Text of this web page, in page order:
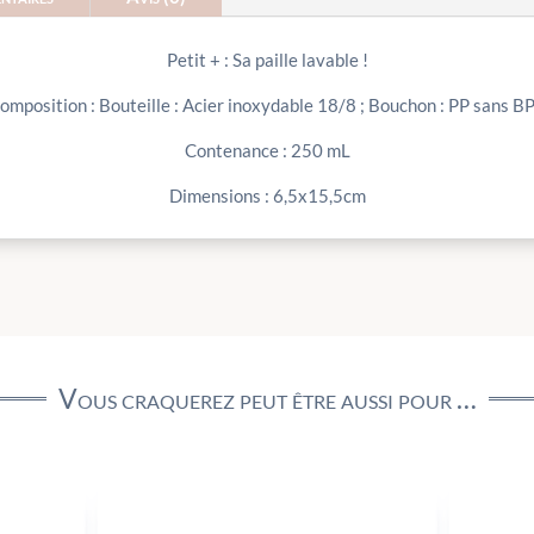
Petit + : Sa paille lavable !
: Bouteille : Acier inoxydable 18/8 ; Bouchon : PP sans
Contenance : 250 mL
Dimensions : 6,5x15,5cm
Vous craquerez peut être aussi pour …